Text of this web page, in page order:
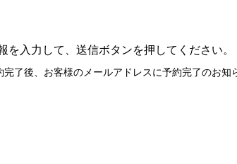
を入力して、送信ボタンを押してください。
了後、お客様のメールアドレスに予約完了のお知